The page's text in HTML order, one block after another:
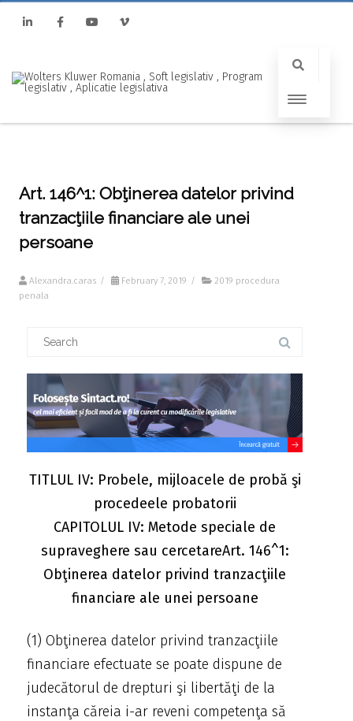
Art. 146^1: Obţinerea datelor privind
tranzacţiile financiare ale unei
persoane
Alexandra.caras / February 7, 2019 /
2019 procedura
penala
TITLUL IV: Probele, mijloacele de probă şi
procedeele probatorii
CAPITOLUL IV: Metode speciale de
supraveghere sau cercetareArt. 146^1:
Obţinerea datelor privind tranzacţiile
financiare ale unei persoane
(1) Obţinerea datelor privind tranzacţiile
financiare efectuate se poate dispune de
judecătorul de drepturi şi libertăţi de la
instanţa căreia i-ar reveni competenţa să